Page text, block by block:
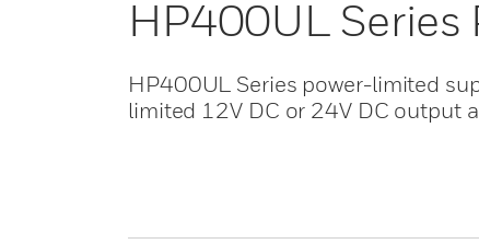
HP400UL
HP400UL Series power-limited
limited 12V DC or 24V DC output